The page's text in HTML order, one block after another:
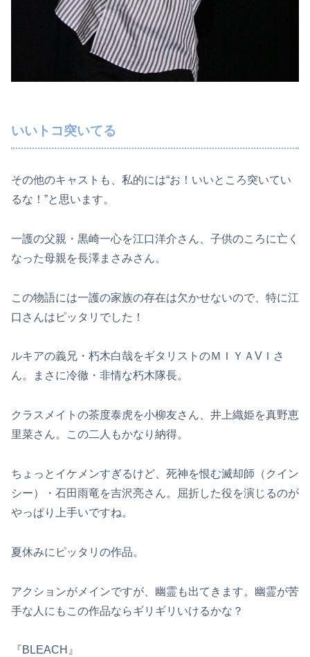
いいトコ突いてる
その他のキャストも、私的には“お！いいところ突いてい
るな！”と思います。
一護の父親・黒崎一心を江口洋介さん、子供のころに亡く
なった母親を長澤まさみさん。
この物語には一護の家族の存在は欠かせないので、特に江
口さんはピッタリでした！
ルキアの義兄・朽木白哉をギタリストのＭＩＹＡVＩさ
ん。まさに冷徹・非情な朽木隊長。
クラスメイトの茶度泰虎を小柳友さん、井上織姫を真野恵
里菜さん。この二人もかなり納得。
ちょっとイケメンすぎるけど、死神を恨む滅却師（クイン
シー）・石田雨竜を吉沢亮さん。屈折した役を演じるのが
やっぱり上手いですね。
夏休みにピッタリの作品。
アクションがメインですが、幽霊も出てきます。幽霊が苦
手な人にもこの作品ならギリギリいけるかな？
『BLEACH』